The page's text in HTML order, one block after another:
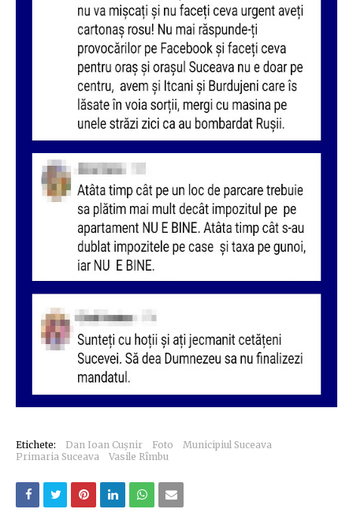
Etichete: Dan Ioan Cușnir Foto
Municipiul Suceava
Primaria Suceava
Vasile Rîmbu